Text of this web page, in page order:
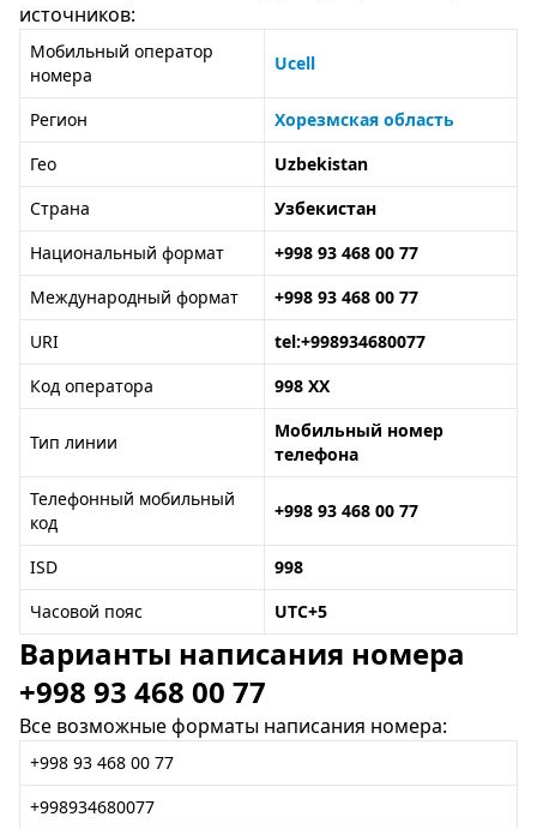
источников:
Мобильный оператор
номера
Ucell
Регион
Хорезмская область
Гео
Uzbekistan
Страна
Узбекистан
Национальный формат
+998 93 468 00 77
Международный формат
+998 93 468 00 77
URI
tel:+998934680077
Код оператора
998 XX
Тип линии
Мобильный номер
телефона
Телефонный мобильный
код
+998 93 468 00 77
ISD
998
Часовой пояс
UTC+5
Варианты написания номера
+998 93 468 00 77
Все возможные форматы написания номера:
+998 93 468 00 77
+998934680077